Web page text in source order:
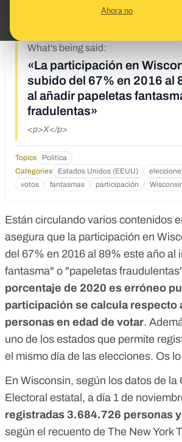
Ahora no
What's being said:
«La participación en
subido del 67% en 2016 al
al añadir papeletas
fradulentas»
<p>X</p>
Topics Política
Categories
Estados Unidos (EEUU)
votos
fantasmas participación
Están circulando varios contenidos
asegura que la participación en
del 67% en 2016 al 89% este año al
fantasma" o "papeletas
porcentaje de 2020 es erróneo
participación se calcula respecto
personas en edad de votar.
uno de los estados que permite
el mismo día de las elecciones. Os
En Wisconsin, según los datos de la
Electoral estatal , a día 1 de
registradas 3.684.726 personas
según el recuento de The New York